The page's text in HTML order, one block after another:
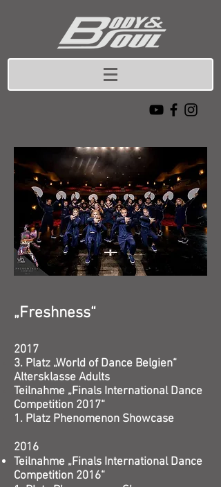
„Freshness“
2017
3. Platz „World of Dance Belgien“
Altersklasse Adults
Teilnahme „Finals International Dance
Competition 2017“
1. Platz Phenomenon Showcase
2016
Teilnahme „Finals International Dance
Competition 2016“